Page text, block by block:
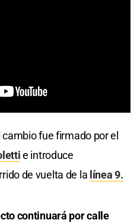
fue firmado por el
e introduce
de vuelta de la línea 9.
continuará por calle